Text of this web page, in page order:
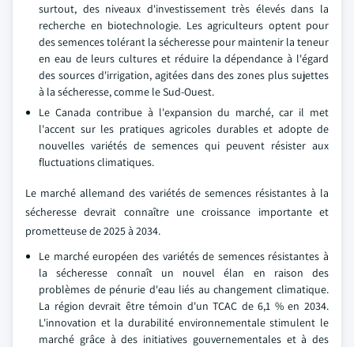
surtout, des niveaux d'investissement très élevés dans la
recherche en biotechnologie. Les agriculteurs optent pour
des semences tolérant la sécheresse pour maintenir la teneur
en eau de leurs cultures et réduire la dépendance à l'égard
des sources d'irrigation, agitées dans des zones plus sujettes
à la sécheresse, comme le Sud-Ouest.
Le Canada contribue à l'expansion du marché, car il met
l'accent sur les pratiques agricoles durables et adopte de
nouvelles variétés de semences qui peuvent résister aux
fluctuations climatiques.
Le marché allemand des variétés de semences résistantes à la
sécheresse devrait connaître une croissance importante et
prometteuse de 2025 à 2034.
Le marché européen des variétés de semences résistantes à
la sécheresse connaît un nouvel élan en raison des
problèmes de pénurie d'eau liés au changement climatique.
La région devrait être témoin d'un TCAC de 6,1 % en 2034.
L'innovation et la durabilité environnementale stimulent le
marché grâce à des initiatives gouvernementales et à des